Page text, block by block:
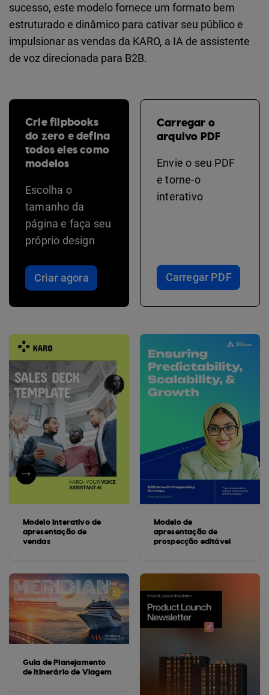
sucesso, este modelo fornece um formato bem
estruturado e dinâmico para cativar seu público e
impulsionar as vendas da KARO, a IA de assistente
de voz direcionada para B2B.
Crie flipbooks
do zero e defina
todos eles como
modelos
Escolha o
tamanho da
página e faça seu
próprio design
Criar agora
Carregar o
arquivo PDF
Envie o seu PDF
e torne-o
interativo
Carregar PDF
Modelo interativo de
apresentação de
vendas
Guia de Planejamento
de Itinerário de Viagem
Modelo de
apresentação de
prospecção editável